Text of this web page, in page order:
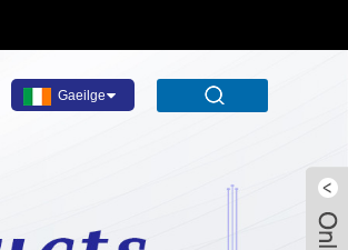
Gaeilge